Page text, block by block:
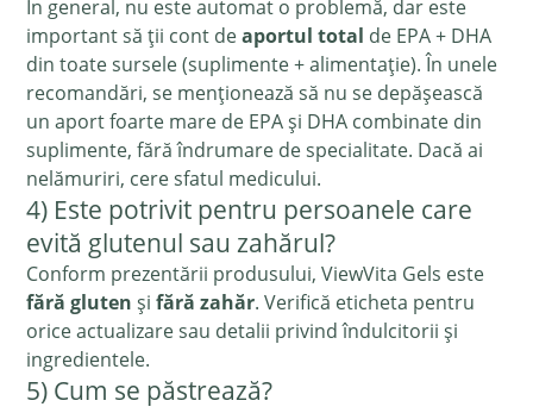
În general, nu este automat o problemă, dar este
important să ții cont deaportul total de EPA + DHA
din toate sursele (suplimente + alimentație). În unele
recomandări, se menționează să nu se depășească
un aport foarte mare de EPA și DHA combinate din
suplimente, fără îndrumare de specialitate. Dacă ai
nelămuriri, cere sfatul medicului.
4) Este potrivit pentru persoanele care
evită glutenul sau zahărul?
Conform prezentării produsului, ViewVita Gels este
fără gluten șifără zahăr. Verifică eticheta pentru
orice actualizare sau detalii privind îndulcitorii și
ingredientele.
5) Cum se păstrează?